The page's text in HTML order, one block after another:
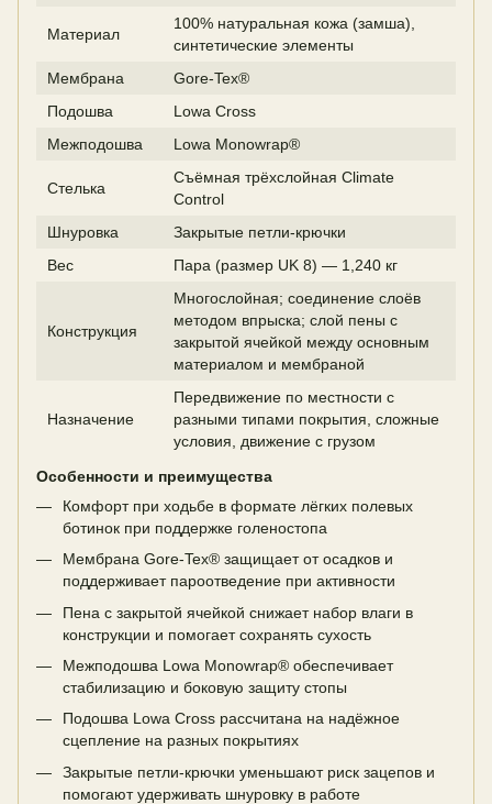
Материал
100% натуральная кожа (замша),
синтетические элементы
Мембрана
Gore-Tex®
Подошва
Lowa Cross
Межподошва
Lowa Monowrap®
Стелька
Съёмная трёхслойная Climate
Control
Шнуровка
Закрытые петли-крючки
Вес
Пара (размер UK 8) — 1,240 кг
Конструкция
Многослойная; соединение слоёв
методом впрыска; слой пены с
закрытой ячейкой между основным
материалом и мембраной
Назначение
Передвижение по местности с
разными типами покрытия, сложные
условия, движение с грузом
Особенности и преимущества
Комфорт при ходьбе в формате лёгких полевых
ботинок при поддержке голеностопа
Мембрана Gore-Tex® защищает от осадков и
поддерживает пароотведение при активности
Пена с закрытой ячейкой снижает набор влаги в
конструкции и помогает сохранять сухость
Межподошва Lowa Monowrap® обеспечивает
стабилизацию и боковую защиту стопы
Подошва Lowa Cross рассчитана на надёжное
сцепление на разных покрытиях
Закрытые петли-крючки уменьшают риск зацепов и
помогают удерживать шнуровку в работе